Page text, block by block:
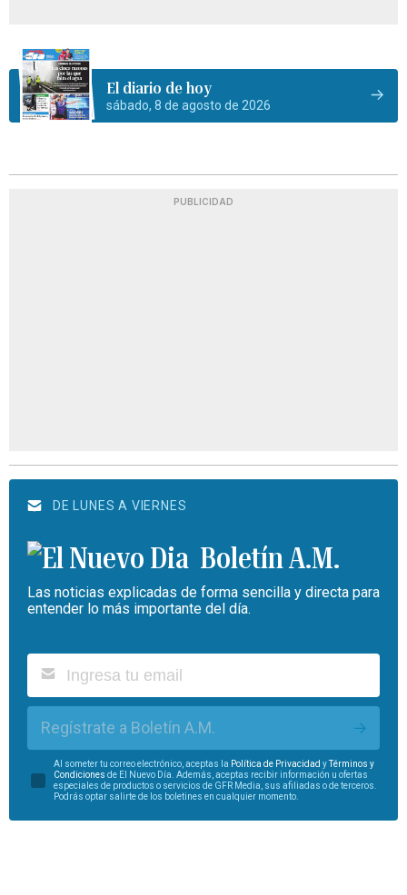
El diario de hoy
sábado, 8 de agosto de 2026
PUBLICIDAD
DE LUNES A VIERNES
Boletín A.M.
Las noticias explicadas de forma sencilla y directa para
entender lo más importante del día.
Regístrate a Boletín A.M.
Al someter tu correo electrónico, aceptas la Política de Privacidad yTérminos y
Condiciones de El Nuevo Día. Además, aceptas recibir información u ofertas
especiales de productos o servicios de GFR Media, sus afiliadas o de terceros.
Podrás optar salirte de los boletines en cualquier momento.